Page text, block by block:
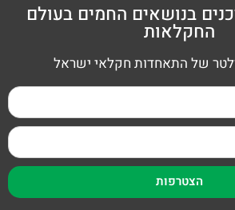
בנושאים החמים בעולם
החקלאות
של התאחדות חקלאי ישראל
הצטרפות